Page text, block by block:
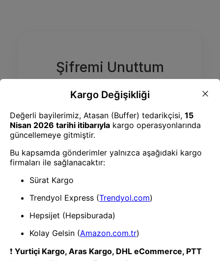
Şifremi Unuttum
seçin.
E-Posta WhatsApp
E-posta Adresiniz
Doğrulama Kodu Gönder